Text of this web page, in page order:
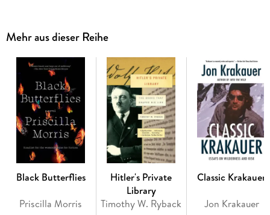
the people, exposing one of the most pernicious obstructions
to progress today: the enduring myth of the "free market"
when, behind the curtain, it is the powerful alliances between
Washington and Wall Street that control the invisible hand.
Laying to rest the specious dichotomy between a free market
and "big government," Reich shows that the truly critical
choice ahead is between a market organized for broad-based
prosperity and one designed to deliver ever more gains to
the top. Visionary and acute, Saving Capitalism illuminates
the path toward restoring America's fundamental promise of
opportunity and advancement.
Mehr aus dieser Reihe
Black Butterflies
Priscilla Morris
Hitler's Private
Library
Timothy W. Ryback
Classic Krakauer
Jon Krakauer